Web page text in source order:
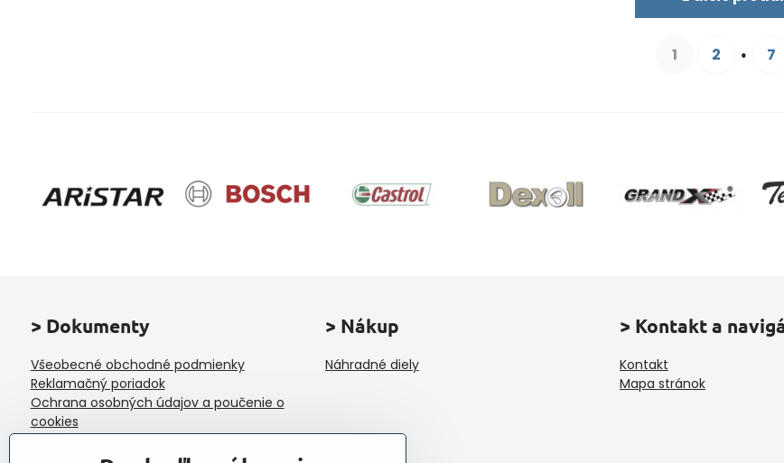
1 2 7
> Dokumenty
Všeobecné obchodné podmienky
Reklamačný poriadok
Ochrana osobných údajov a poučenie o
cookies
Formulár na odstúpenie od zmluvy
> Nákup
Náhradné diely
> Kontakt a
Kontakt
Mapa stránok